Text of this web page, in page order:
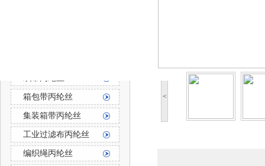
箱包带丙纶丝
集装箱带丙纶丝
工业过滤布丙纶丝
编织绳丙纶丝
<